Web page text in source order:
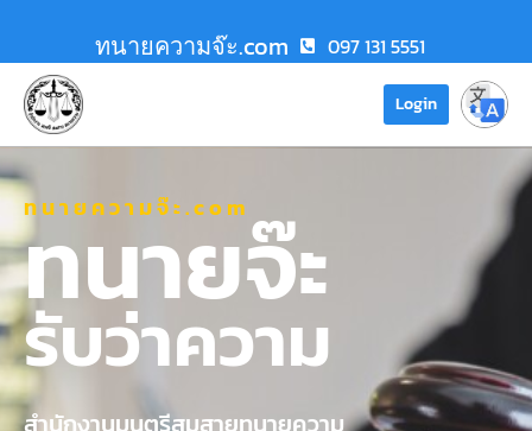
ทนายความจ๊ะ.com 097 131 5551
Login
ทนายความจ๊ะ.com
ทนายจ๊ะ
รับว่าความ
สำนักงานมนตรีสมสายทนายความ